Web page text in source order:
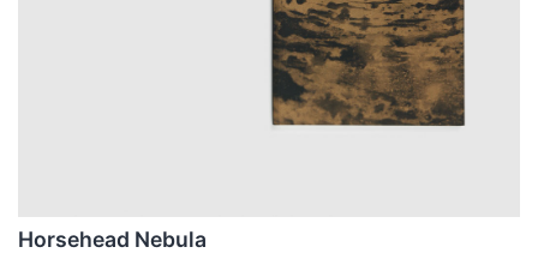
Horsehead Nebula